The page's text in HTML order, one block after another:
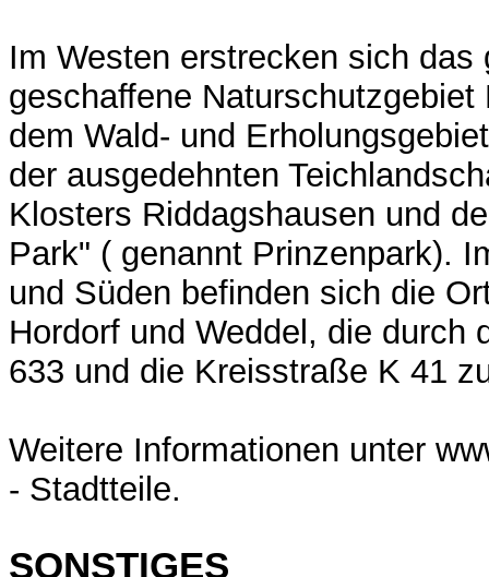
Im Westen erstrecken sich das
geschaffene
dem Wald- und
der ausgedehnten
Klosters Riddagshausen und
Park" ( genannt Prinzenpark).
und Süden befinden sich die
Hordorf und Weddel, die durch
633 und die Kreisstraße K 41
Weitere Informationen unter
- Stadtteile.
SONSTIGES